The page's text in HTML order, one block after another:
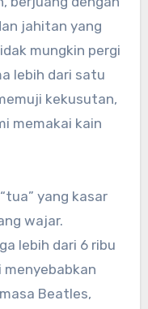
jahitan yang
mungkin pergi
lebih dari satu
kekusutan,
memakai kain
yang kasar
wajar.
lebih dari 6 ribu
menyebabkan
Beatles,